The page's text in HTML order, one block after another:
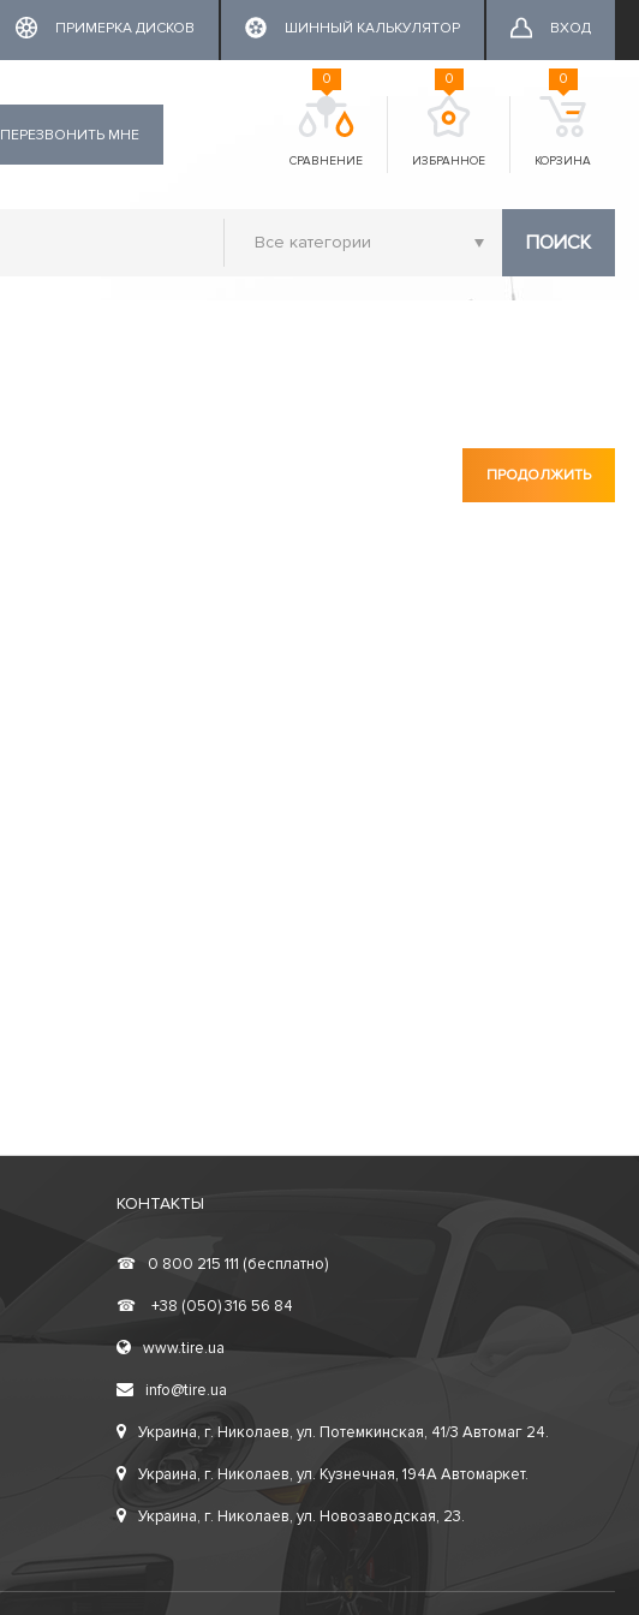
ПРИМЕРКА ДИСКОВ ШИННЫЙ КАЛЬКУЛЯТОР ВХОД
ПЕРЕЗВОНИТЬ МНЕ
СРАВНЕНИЕ
0
ИЗБРАННОЕ
0
КОРЗИНА
0
ПОИСК
ПРОДОЛЖИТЬ
КОНТАКТЫ
☎ 0 800 215 111 (бесплатно)
☎ +38 (050) 316 56 84
www.tire.ua
info@tire.ua
Украина, г. Николаев, ул. Потемкинская, 41/3 Автомаг 24.
Украина, г. Николаев, ул. Кузнечная, 194А Автомаркет.
Украина, г. Николаев, ул. Новозаводская, 23.